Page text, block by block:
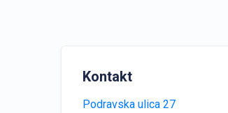
Kontakt
Podravska ulica 27